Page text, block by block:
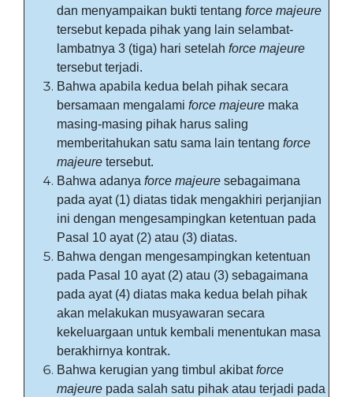
dan menyampaikan bukti tentang force majeure
tersebut kepada pihak yang lain selambat-
lambatnya 3 (tiga) hari setelah force majeure
tersebut terjadi.
Bahwa apabila kedua belah pihak secara
bersamaan mengalami force majeure maka
masing-masing pihak harus saling
memberitahukan satu sama lain tentang force
majeure tersebut.
Bahwa adanya force majeure sebagaimana
pada ayat (1) diatas tidak mengakhiri perjanjian
ini dengan mengesampingkan ketentuan pada
Pasal 10 ayat (2) atau (3) diatas.
Bahwa dengan mengesampingkan ketentuan
pada Pasal 10 ayat (2) atau (3) sebagaimana
pada ayat (4) diatas maka kedua belah pihak
akan melakukan musyawaran secara
kekeluargaan untuk kembali menentukan masa
berakhirnya kontrak.
Bahwa kerugian yang timbul akibatforce
majeure pada salah satu pihak atau terjadi pada